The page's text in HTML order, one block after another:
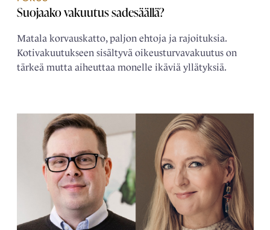
Suojaako vakuutus sadesäällä?
Matala korvauskatto, paljon ehtoja ja rajoituksia.
Kotivakuutukseen sisältyvä oikeusturvavakuutus on
tärkeä mutta aiheuttaa monelle ikäviä yllätyksiä.